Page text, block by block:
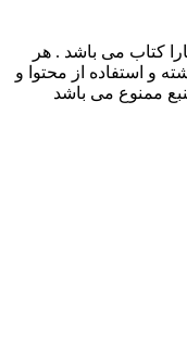
کتاب می باشد . هر
و استفاده از محتوا و
ممنوع می باشد